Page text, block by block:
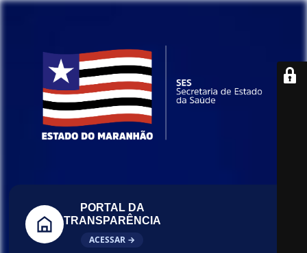
PORTAL DA
TRANSPARÊNCIA
ACESSAR →